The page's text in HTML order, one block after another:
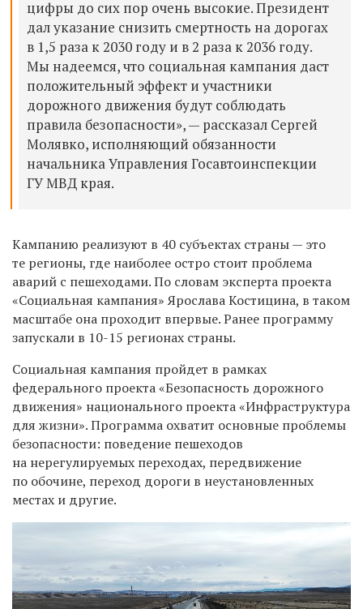
цифры до сих пор очень высокие. Президент
дал указание снизить смертность на дорогах
в 1,5 раза к 2030 году и в 2 раза к 2036 году.
Мы надеемся, что социальная кампания даст
положительный эффект и участники
дорожного движения будут соблюдать
правила безопасности», — рассказал Сергей
Молявко, исполняющий обязанности
начальника Управления Госавтоинспекции
ГУ МВД края.
Кампанию реализуют в 40 субъектах страны — это
те регионы, где наиболее остро стоит проблема
аварий с пешеходами. По словам эксперта проекта
«Социальная кампания» Ярослава Костицина, в таком
масштабе она проходит впервые. Ранее программу
запускали в 10-15 регионах страны.
Социальная кампания пройдет в рамках
федерального проекта «Безопасность дорожного
движения» национального проекта «Инфраструктура
для жизни». Программа охватит основные проблемы
безопасности: поведение пешеходов
на нерегулируемых переходах, передвижение
по обочине, переход дороги в неустановленных
местах и другие.